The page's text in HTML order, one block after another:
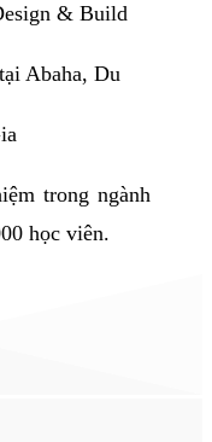
& Build
Abaha, Du
trong ngành
học viên.